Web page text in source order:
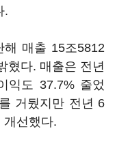
.
해 매출 15조5812
혔다. 매출은 전년
익도 37.7% 줄었
거뒀지만 전년 6
개선했다.